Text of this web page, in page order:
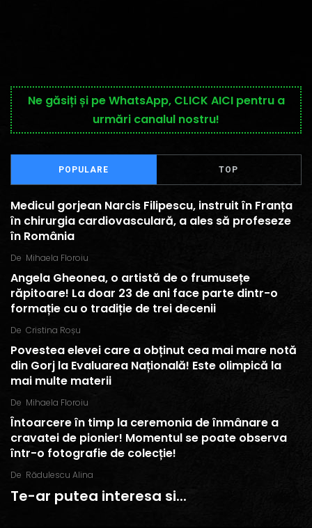
Ne găsiți și pe WhatsApp, CLICK AICI pentru a
urmări canalul nostru!
POPULARE TOP
Medicul gorjean Narcis Filipescu, instruit în Franța
în chirurgia cardiovasculară, a ales să profeseze
în România
De Mihaela Floroiu
Angela Gheonea, o artistă de o frumusețe
răpitoare! La doar 23 de ani face parte dintr-o
formație cu o tradiție de trei decenii
De Cristina Roșu
Povestea elevei care a obținut cea mai mare notă
din Gorj la Evaluarea Națională! Este olimpică la
mai multe materii
De Mihaela Floroiu
Întoarcere în timp la ceremonia de înmânare a
cravatei de pionier! Momentul se poate observa
într-o fotografie de colecție!
De Rădulescu Alina
Te-ar putea interesa si...